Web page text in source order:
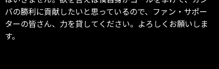
バの勝利に貢献したいと思っているので、ファン・サポー
ターの皆さん、力を貸してください。よろしくお願いしま
す。